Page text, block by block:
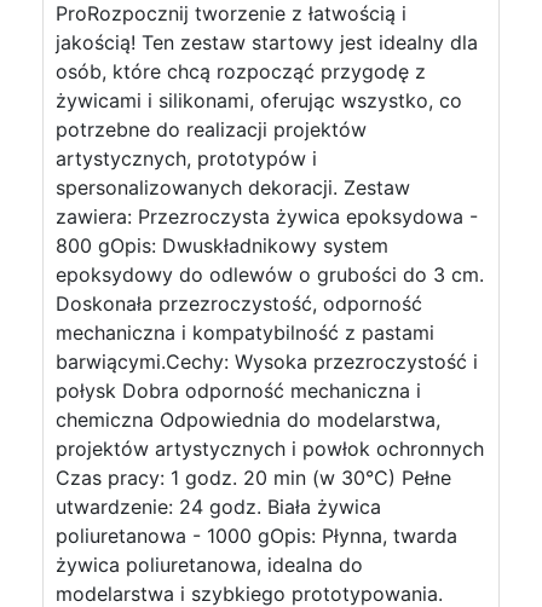
ProRozpocznij tworzenie z łatwością i
jakością! Ten zestaw startowy jest idealny dla
osób, które chcą rozpocząć przygodę z
żywicami i silikonami, oferując wszystko, co
potrzebne do realizacji projektów
artystycznych, prototypów i
spersonalizowanych dekoracji. Zestaw
zawiera: Przezroczysta żywica epoksydowa -
800 gOpis: Dwuskładnikowy system
epoksydowy do odlewów o grubości do 3 cm.
Doskonała przezroczystość, odporność
mechaniczna i kompatybilność z pastami
barwiącymi.Cechy: Wysoka przezroczystość i
połysk Dobra odporność mechaniczna i
chemiczna Odpowiednia do modelarstwa,
projektów artystycznych i powłok ochronnych
Czas pracy: 1 godz. 20 min (w 30°C) Pełne
utwardzenie: 24 godz. Biała żywica
poliuretanowa - 1000 gOpis: Płynna, twarda
żywica poliuretanowa, idealna do
modelarstwa i szybkiego prototypowania.